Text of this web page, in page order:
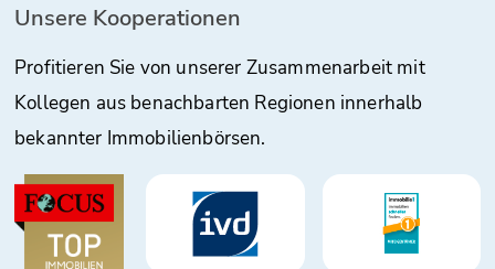
Unsere Kooperationen
Profitieren Sie von unserer Zusammenarbeit mit
Kollegen aus benachbarten Regionen innerhalb
bekannter Immobilienbörsen.